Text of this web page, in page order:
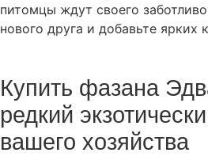
питомцы ждут своего
нового друга и добавьте ярких
Купить фазана
редкий
вашего хозяйства